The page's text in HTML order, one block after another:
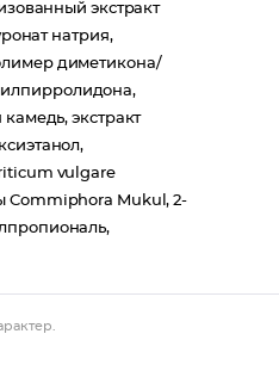
экстракт
натрия,
диметикона/
экстракт
vulgare
Commiphora Mukul, 2-